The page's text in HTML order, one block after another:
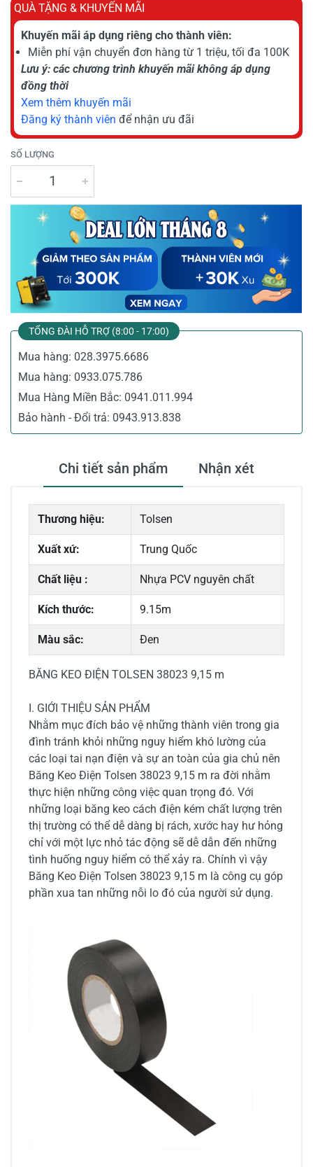
QUÀ TẶNG & KHUYẾN MÃI
Khuyến mãi áp dụng riêng cho thành viên:
Miễn phí vận chuyển đơn hàng từ 1 triệu, tối đa 100K
Lưu ý: các chương trình khuyến mãi không áp dụng
đồng thời
Xem thêm khuyến mãi
Đăng ký thành viên để nhận ưu đãi
SỐ LƯỢNG
TỔNG ĐÀI HỖ TRỢ (8:00 - 17:00)
Mua hàng: 028.3975.6686
Mua hàng: 0933.075.786
Mua Hàng Miền Bắc: 0941.011.994
Bảo hành - Đổi trả: 0943.913.838
Chi tiết sản phẩm Nhận xét
Thương hiệu: Tolsen
Xuất xứ: Trung Quốc
Chất liệu : Nhựa PCV nguyên chất
Kích thước: 9.15m
Màu sắc: Đen
BĂNG KEO ĐIỆN TOLSEN 38023 9,15 m
I. GIỚI THIỆU SẢN PHẨM
Nhằm mục đích bảo vệ những thành viên trong gia
đình tránh khỏi những nguy hiểm khó lường của
các loại tai nạn điện và sự an toàn của gia chủ nên
Băng Keo Điện Tolsen 38023 9,15 m ra đời nhằm
thực hiện những công việc quan trọng đó. Với
những loại băng keo cách điện kém chất lượng trên
thị trường có thể dễ dàng bị rách, xước hay hư hỏng
chỉ với một lực nhỏ tác động sẽ dễ dẫn đến những
tình huống nguy hiểm có thể xảy ra. Chính vì vậy
Băng Keo Điện Tolsen 38023 9,15 m là công cụ góp
phần xua tan những nỗi lo đó của người sử dụng.